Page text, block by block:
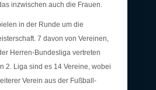
inzwischen auch die Frauen.
in der Runde um die
7 davon von Vereinen,
Herren-Bundesliga vertreten
2. Liga sind es 14 Vereine, wobei
Verein aus der Fußball-